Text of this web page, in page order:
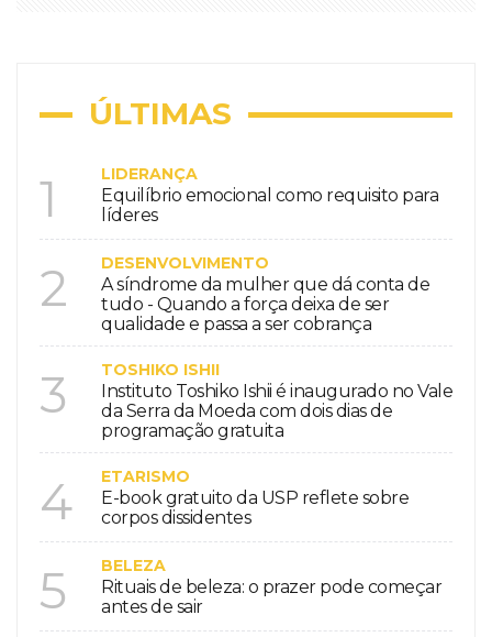
ÚLTIMAS
1 LIDERANÇA
Equilíbrio emocional como requisito para
líderes
2 DESENVOLVIMENTO
A síndrome da mulher que dá conta de
tudo - Quando a força deixa de ser
qualidade e passa a ser cobrança
3 TOSHIKO ISHII
Instituto Toshiko Ishii é inaugurado no Vale
da Serra da Moeda com dois dias de
programação gratuita
4 ETARISMO
E-book gratuito da USP reflete sobre
corpos dissidentes
5 BELEZA
Rituais de beleza: o prazer pode começar
antes de sair